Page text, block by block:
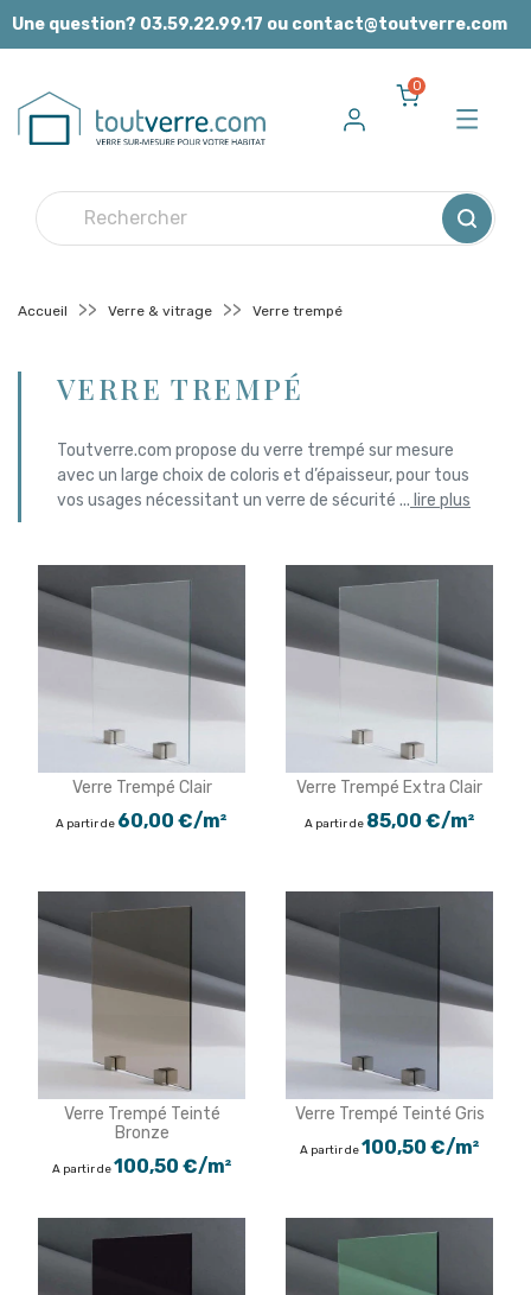
Panneau de gestion des cookies
Une question? 03.59.22.99.17 ou contact@toutverre.com
0
Accueil Verre & vitrage Verre trempé
VERRE TREMPÉ
Toutverre.com propose du verre trempé sur mesure
avec un large choix de coloris et d’épaisseur, pour tous
vos usages nécessitant un verre de sécurité ... lire plus
Verre Trempé Clair
A partir de 60,00 €/m²
Verre Trempé Extra Clair
A partir de 85,00 €/m²
Verre Trempé Teinté
Bronze
A partir de100,50 €/m²
Verre Trempé Teinté Gris
A partir de100,50 €/m²